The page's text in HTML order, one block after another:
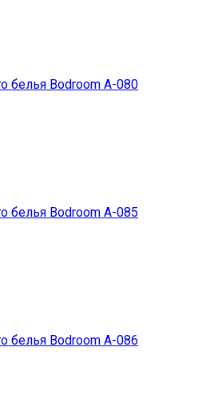
белья Bodroom A-080
белья Bodroom A-085
белья Bodroom A-086